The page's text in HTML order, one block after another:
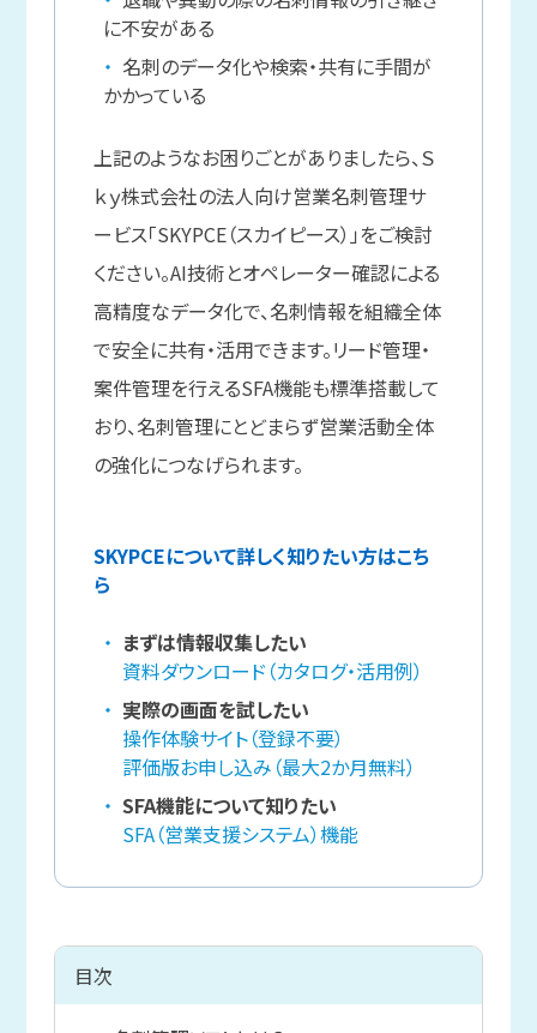
に不安がある
名刺のデータ化や検索・共有に手間が
かかっている
上記のようなお困りごとがありましたら、Ｓ
ｋｙ株式会社の法人向け営業名刺管理サ
ービス「SKYPCE（スカイピース）」をご検討
ください。AI技術とオペレーター確認による
高精度なデータ化で、名刺情報を組織全体
で安全に共有・活用できます。リード管理・
案件管理を行えるSFA機能も標準搭載して
おり、名刺管理にとどまらず営業活動全体
の強化につなげられます。
SKYPCEについて詳しく知りたい方はこち
ら
まずは情報収集したい
資料ダウンロード（カタログ・活用例）
実際の画面を試したい
操作体験サイト（登録不要）
評価版お申し込み（最大2か月無料）
SFA機能について知りたい
SFA（営業支援システム）機能
目次